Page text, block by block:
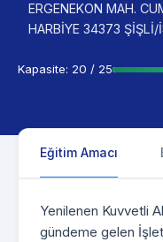
ERGENEKON MAH.
HARBİYE 34373 ŞİŞLİ/
Kapasite: 20 / 25
Eğitim Amacı
Yenilenen Kuvvetli
gündeme gelen